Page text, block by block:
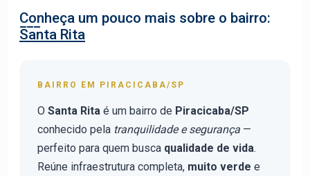
Conheça um pouco mais sobre o bairro:
Santa Rita
BAIRRO EM PIRACICABA/SP
O Santa Rita é um bairro de Piracicaba/SP
conhecido pela tranquilidade e segurança —
perfeito para quem busca qualidade de vida.
Reúne infraestrutura completa, muito verde e